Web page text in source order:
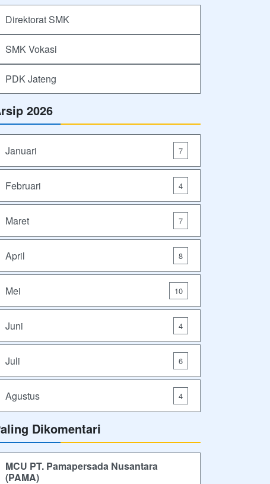
Direktorat SMK
SMK Vokasi
PDK Jateng
2026
Januari 7
Februari 4
Maret 7
April 8
Mei 10
Juni 4
Juli 6
Agustus 4
Dikomentari
MCU PT. Pamapersada Nusantara
(PAMA)